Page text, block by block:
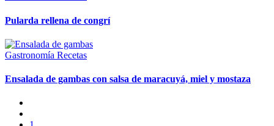
Pularda rellena de congrí
Gastronomía Recetas
Ensalada de gambas con salsa de maracuyá, miel y mostaza